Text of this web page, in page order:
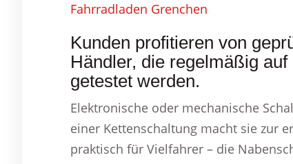
Fahrradladen Grenchen
Kunden profitieren von
Händler, die regelmäßig
getestet werden.
Elektronische oder mechanische
einer Kettenschaltung macht sie zur
praktisch für Vielfahrer – die